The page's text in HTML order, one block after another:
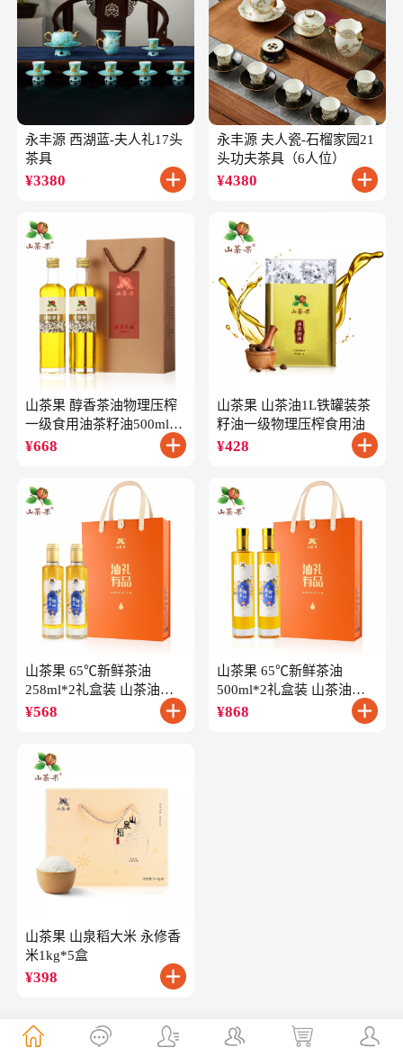
永丰源 西湖蓝-夫人礼17头
茶具
¥3380
永丰源 夫人瓷-石榴家园21
头功夫茶具（6人位）
¥4380
山茶果 醇香茶油物理压榨
一级食用油茶籽油500ml*2
礼盒
¥668
山茶果 山茶油1L铁罐装茶
籽油一级物理压榨食用油
¥428
山茶果 65℃新鲜茶油
258ml*2礼盒装 山茶油一
级冷榨油茶籽油
¥568
山茶果 65℃新鲜茶油
500ml*2礼盒装 山茶油一
级冷榨油茶籽油
¥868
山茶果 山泉稻大米 永修香
米1kg*5盒
¥398